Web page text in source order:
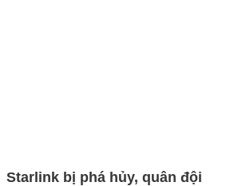
Starlink bị phá hủy, quân đội